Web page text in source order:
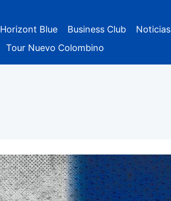
Horizont Blue Business Club Noticias
Tour Nuevo Colombino